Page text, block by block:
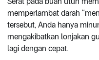
memperlambat darah
tersebut, Anda hanya
mengakibatkan lonjakan
lagi dengan cepat.